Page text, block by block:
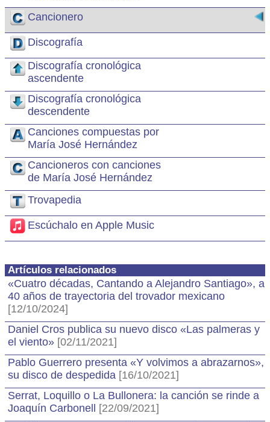
Cancionero
Discografía
Discografía cronológica
ascendente
Discografía cronológica
descendente
Canciones compuestas por
María José Hernández
Cancioneros con canciones
de María José Hernández
Trovapedia
Escúchalo en Apple Music
Artículos relacionados
«Cuatro décadas, Cantando a Alejandro Santiago», a
40 años de trayectoria del trovador mexicano
[12/10/2024]
Daniel Cros publica su nuevo disco «Las palmeras y
el viento» [02/11/2021]
Pablo Guerrero presenta «Y volvimos a abrazarnos»,
su disco de despedida [16/10/2021]
Serrat, Loquillo o La Bullonera: la canción se rinde a
Joaquín Carbonell [22/09/2021]